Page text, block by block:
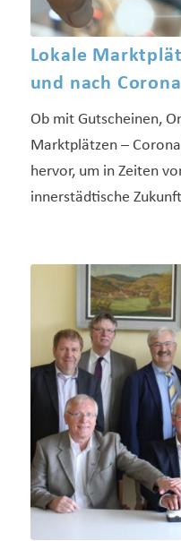
Lokale
und nach Corona
Ob mit Gutscheinen,
Marktplätzen –
hervor, um in Zeiten
innerstädtische